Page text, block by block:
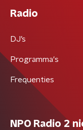
Radio
DJ’s
Programma's
Frequenties
NPO Radio 2